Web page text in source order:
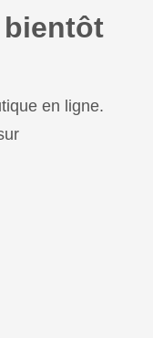
bientôt
en ligne.